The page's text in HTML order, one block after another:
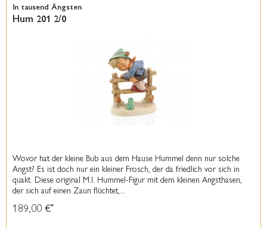
In tausend Ängsten
Hum 201 2/0
Wovor hat der kleine Bub aus dem Hause Hummel denn nur solche
Angst? Es ist doch nur ein kleiner Frosch, der da friedlich vor sich in
quakt. Diese original M.I. Hummel-Figur mit dem kleinen Angsthasen,
der sich auf einen Zaun flüchtet,...
189,00 €*